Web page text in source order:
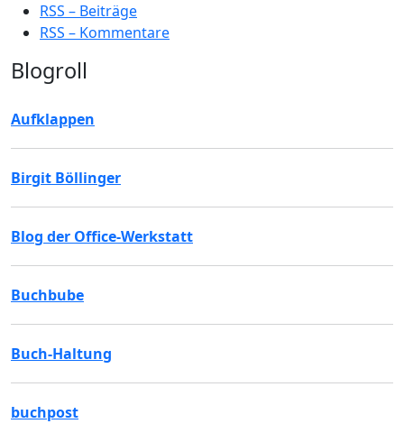
RSS – Beiträge
RSS – Kommentare
Blogroll
Aufklappen
Birgit Böllinger
Blog der Office-Werkstatt
Buchbube
Buch-Haltung
buchpost